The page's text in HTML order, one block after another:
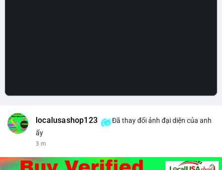
localusashop123
Đã thay đổi ảnh đại diện của anh
ấy
3 m